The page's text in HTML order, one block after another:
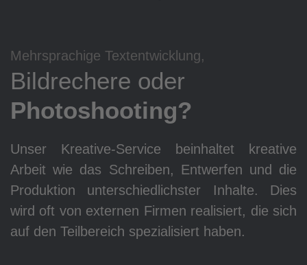
Mehrsprachige Textentwicklung,
Bildrechere oder
Photoshooting?
Unser Kreative-Service beinhaltet kreative
Arbeit wie das Schreiben, Entwerfen und die
Produktion unterschiedlichster Inhalte. Dies
wird oft von externen Firmen realisiert, die sich
auf den Teilbereich spezialisiert haben.